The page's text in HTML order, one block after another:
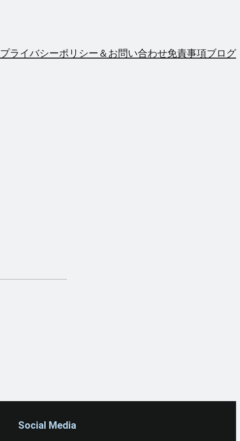
プライバシーポリシー＆お問い合わせ免責事項ブログ
Social Media